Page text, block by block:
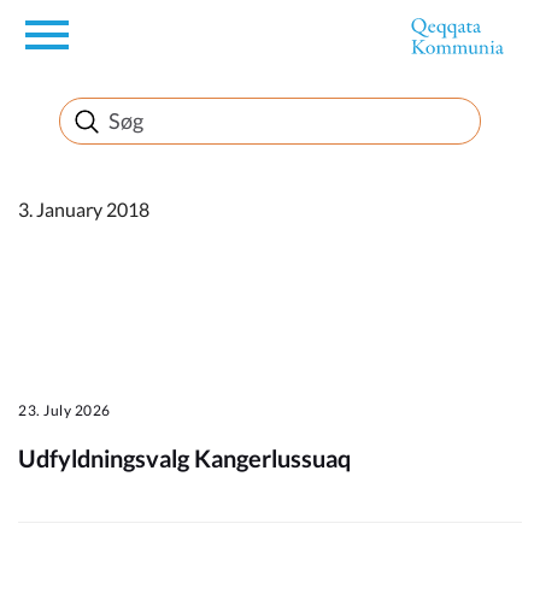
en
Borger
Erhverv
3. January 2018
23. July 2026
Udfyldningsvalg Kangerlussuaq